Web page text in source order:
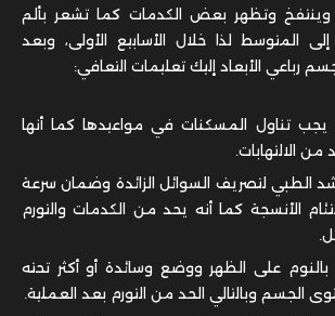
وينتفخ وتظهر بعض الكدمات كما تشعر بألم
المتوسط لذا خلال الأسابيع الأولى، وبعد
رباعي الأبعاد إليك تعليمات التعافي:
يجب تناول المسكنات في مواعيدها كما أنها
الالتهابات.
الطبي لتصريف السوائل الزائدة وضمان سرعة
الأنسجة كما أنه يحد من الكدمات والتورم
على الظهر ووضع وسائدة أو أكثر تحته
الجسم وبالتالي الحد من التورم بعد العملية.